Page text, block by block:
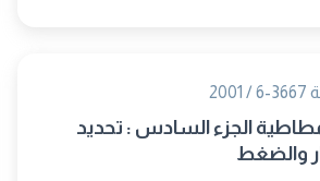
الواقيات المطاطية الجزء السادس : تحديد
والضغط